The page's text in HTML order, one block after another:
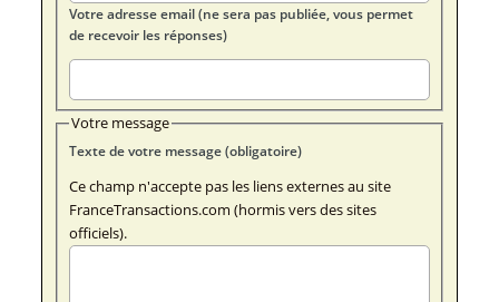
Votre adresse email (ne sera pas publiée, vous permet
de recevoir les réponses)
Votre message
Texte de votre message (obligatoire)
Ce champ n'accepte pas les liens externes au site
FranceTransactions.com (hormis vers des sites
officiels).